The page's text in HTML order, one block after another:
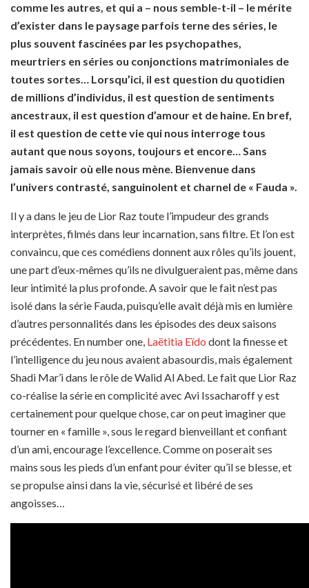
comme les autres, et qui a – nous semble-t-il – le mérite
d’exister dans le paysage parfois terne des séries, le
plus souvent fascinées par les psychopathes,
meurtriers en séries ou conjonctions matrimoniales de
toutes sortes… Lorsqu’ici, il est question du quotidien
de millions d’individus, il est question de sentiments
ancestraux, il est question d’amour et de haine. En bref,
il est question de cette vie qui nous interroge tous
autant que nous soyons, toujours et encore… Sans
jamais savoir où elle nous mène. Bienvenue dans
l’univers contrasté, sanguinolent et charnel de « Fauda ».
Il y a dans le jeu de Lior Raz toute l’impudeur des grands
interprètes, filmés dans leur incarnation, sans filtre. Et l’on est
convaincu, que ces comédiens donnent aux rôles qu’ils jouent,
une part d’eux-mêmes qu’ils ne divulgueraient pas, même dans
leur intimité la plus profonde. A savoir que le fait n’est pas
isolé dans la série Fauda, puisqu’elle avait déjà mis en lumière
d’autres personnalités dans les épisodes des deux saisons
précédentes. En number one, Laëtitia Eïdo dont la finesse et
l’intelligence du jeu nous avaient abasourdis, mais également
Shadi Mar’i dans le rôle de Walid Al Abed. Le fait que Lior Raz
co-réalise la série en complicité avec Avi Issacharoff y est
certainement pour quelque chose, car on peut imaginer que
tourner en « famille », sous le regard bienveillant et confiant
d’un ami, encourage l’excellence. Comme on poserait ses
mains sous les pieds d’un enfant pour éviter qu’il se blesse, et
se propulse ainsi dans la vie, sécurisé et libéré de ses
angoisses…